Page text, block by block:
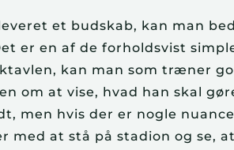
et budskab, kan man
er en af de forholdsvist
kan man som træner
om at vise, hvad han skal
men hvis der er nogle
med at stå på stadion og se,